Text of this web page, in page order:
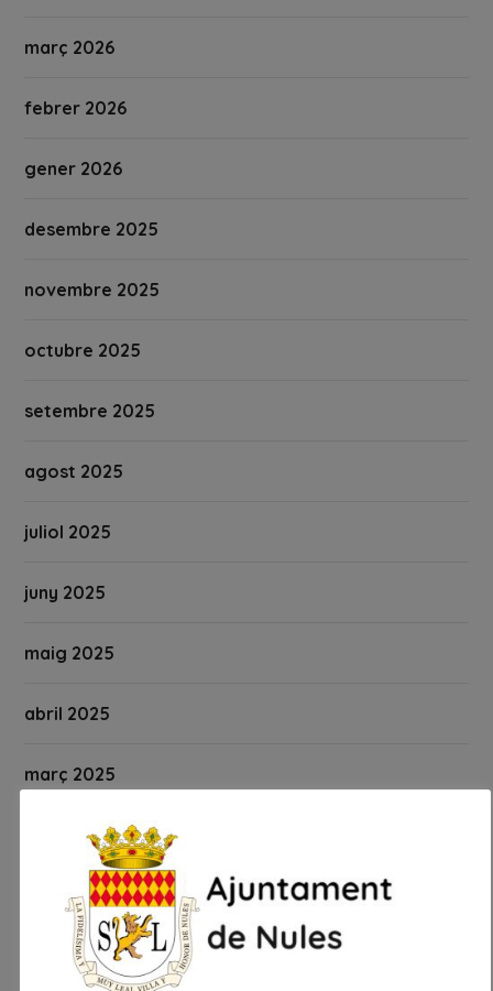
març 2026
febrer 2026
gener 2026
desembre 2025
novembre 2025
octubre 2025
setembre 2025
agost 2025
juliol 2025
juny 2025
maig 2025
abril 2025
març 2025
febrer 2025
gener 2025
desembre 2024